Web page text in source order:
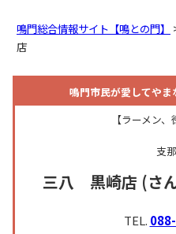
鳴門総合情報サイト【鳴との門】
店
鳴門市民が愛してやま
【ラーメン、
支
三八 黒崎店 (さ
TEL.